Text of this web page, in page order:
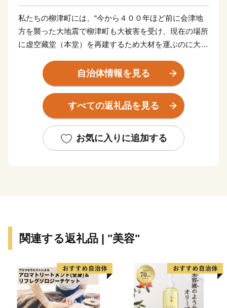
私たちの柳津町には、“今から４００年ほど前に会津地
方を襲った大地震で柳津町も大被害を受け、現在の場所
に虚空藏堂（本堂）を再建するため大材を運ぶのに大変
く力強そうな赤毛の牛の群れが現れ、大材運搬に苦労し
ていた黒毛の牛を助けた”という、赤べこ伝説が伝わる
「赤べこ伝説発祥の地」です。町の至る所で赤べこを発
見することができます。
また、「いで湯の里」として知られています。昭和６
２年に圓藏寺境内でボーリングをして源泉の湧出に成功
ど、湯量が豊富であるのが特徴です。
赤べこで賑わう門前町、四季を彩る美しい自然、豊富な
温泉など、様々な魅力に溢れた柳津町に、楽しい旅の思
い出作りと疲れを癒しに来てください。
自治体情報を見る
すべての返礼品を見る
お気に入りに追加する
関連する返礼品 | "美容"